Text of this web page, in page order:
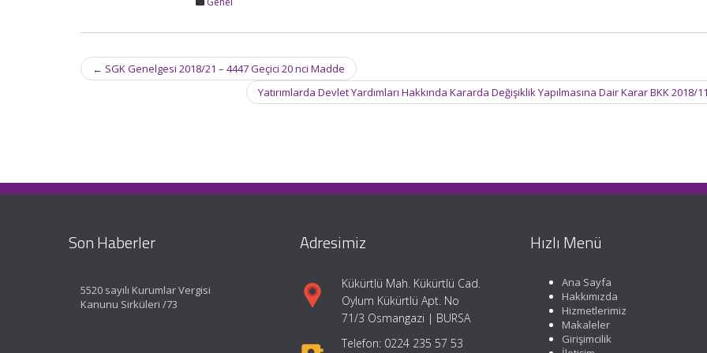
Post
navigation
← SGK Genelgesi 2018/21 – 4447 Geçici 20 nci Madde
Yatırımlarda Devlet Yardımları Hakkında Kararda Değişiklik Yapılmasına Dair Karar BKK 2018/
Son Haberler
5520 sayılı Kurumlar Vergisi
Kanunu Sirküleri /73
Adresimiz
Kükürtlü Mah. Kükürtlü Cad.
Oylum Kükürtlü Apt. No
71/3 Osmangazi | BURSA
Telefon: 0224 235 57 53
Hızlı Menü
Ana Sayfa
Hakkımızda
Hizmetlerimiz
Makaleler
Girişimcilik